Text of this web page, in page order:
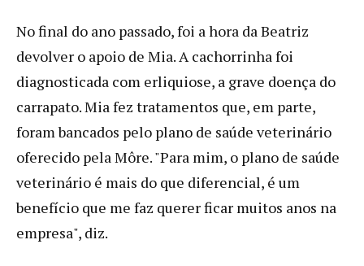
No final do ano passado, foi a hora da Beatriz
devolver o apoio de Mia. A cachorrinha foi
diagnosticada com erliquiose, a grave doença do
carrapato. Mia fez tratamentos que, em parte,
foram bancados pelo plano de saúde veterinário
oferecido pela Môre. "Para mim, o plano de saúde
veterinário é mais do que diferencial, é um
benefício que me faz querer ficar muitos anos na
empresa", diz.